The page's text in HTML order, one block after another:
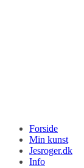
Forside
Min kunst
Jesroger.dk
Info